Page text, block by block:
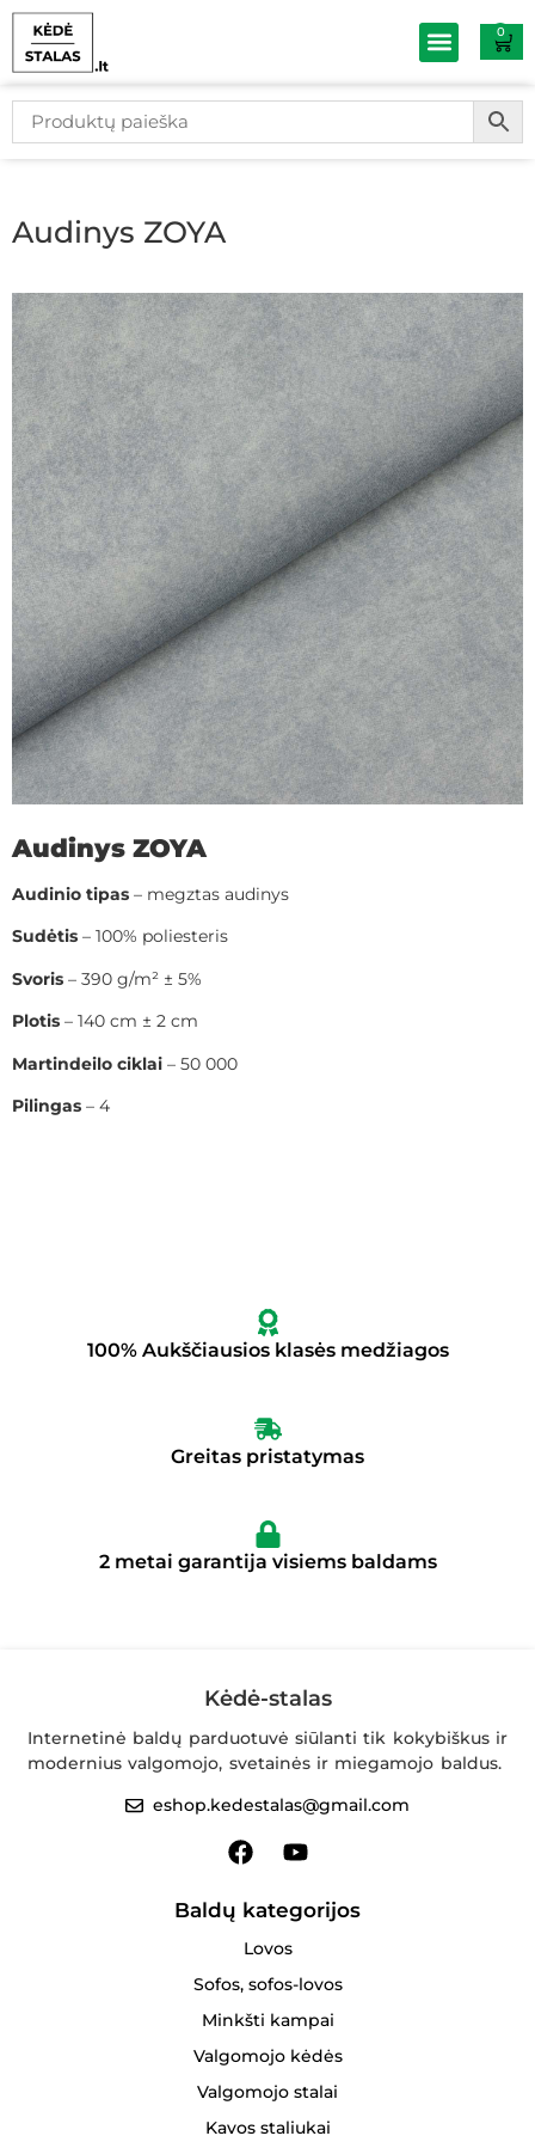
0
Audinys ZOYA
Audinys ZOYA
Audinio tipas – megztas audinys
Sudėtis – 100% poliesteris
Svoris – 390 g/m² ± 5%
Plotis – 140 cm ± 2 cm
Martindeilo ciklai – 50 000
Pilingas – 4
100% Aukščiausios klasės medžiagos
Greitas pristatymas
2 metai garantija visiems baldams
Kėdė-stalas
Internetinė baldų parduotuvė siūlanti tik kokybiškus ir
modernius valgomojo, svetainės ir miegamojo baldus.
eshop.kedestalas@gmail.com
Baldų kategorijos
Lovos
Sofos, sofos-lovos
Minkšti kampai
Valgomojo kėdės
Valgomojo stalai
Kavos staliukai